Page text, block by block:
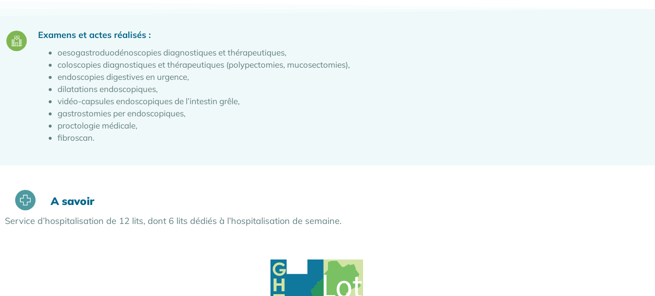
Examens et actes réalisés :
oesogastroduodénoscopies diagnostiques et thérapeutiques,
coloscopies diagnostiques et thérapeutiques (polypectomies, mucosectomies),
endoscopies digestives en urgence,
dilatations endoscopiques,
vidéo-capsules endoscopiques de l’intestin grêle,
gastrostomies per endoscopiques,
proctologie médicale,
fibroscan.
A savoir
Service d’hospitalisation de 12 lits, dont 6 lits dédiés à l’hospitalisation de semaine.